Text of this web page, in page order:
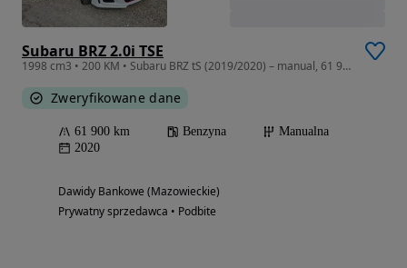
Subaru BRZ 2.0i TSE
1998 cm3 • 200 KM • Subaru BRZ tS (2019/2020) – manual, 61 900 km
Zweryfikowane dane
61 900 km Benzyna
Manualna
2020
Dawidy Bankowe (Mazowieckie)
Prywatny sprzedawca • Podbite